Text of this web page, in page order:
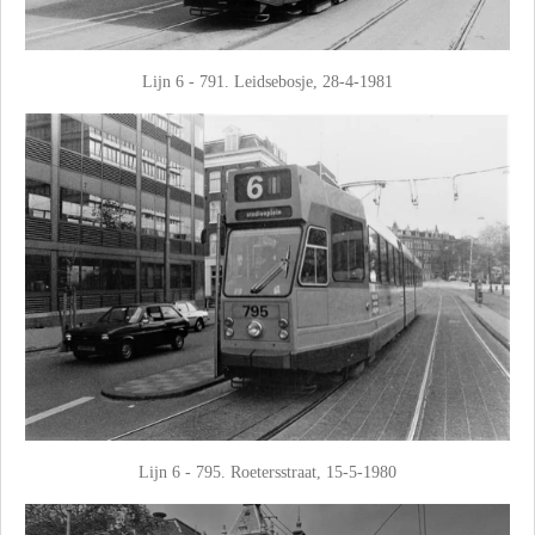
Lijn 6 - 791. Leidsebosje, 28-4-1981
Lijn 6 - 795. Roetersstraat, 15-5-1980